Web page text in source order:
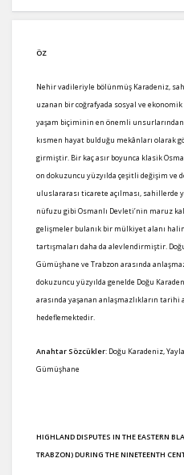
ÖZ
Nehir vadileriyle bölünmüş Karadeniz,
uzanan bir coğrafyada sosyal ve
yaşam biçiminin en önemli
kısmen hayat bulduğu mekânları olarak
girmiştir. Bir kaç asır boyunca klasik
on dokuzuncu yüzyılda çeşitli değişim ve
uluslararası ticarete açılması, sahillerde
nüfuzu gibi Osmanlı Devleti’nin maruz
gelişmeler bulanık bir mülkiyet alanı
tartışmaları daha da alevlendirmiştir.
Gümüşhane ve Trabzon arasında
dokuzuncu yüzyılda genelde Doğu
arasında yaşanan anlaşmazlıkların tarihi
hedeflemektedir.
Anahtar Sözcükler: Doğu Karadeniz,
Gümüşhane
HIGHLAND DISPUTES IN THE EASTERN
TRABZON) DURING THE NINETEENTH